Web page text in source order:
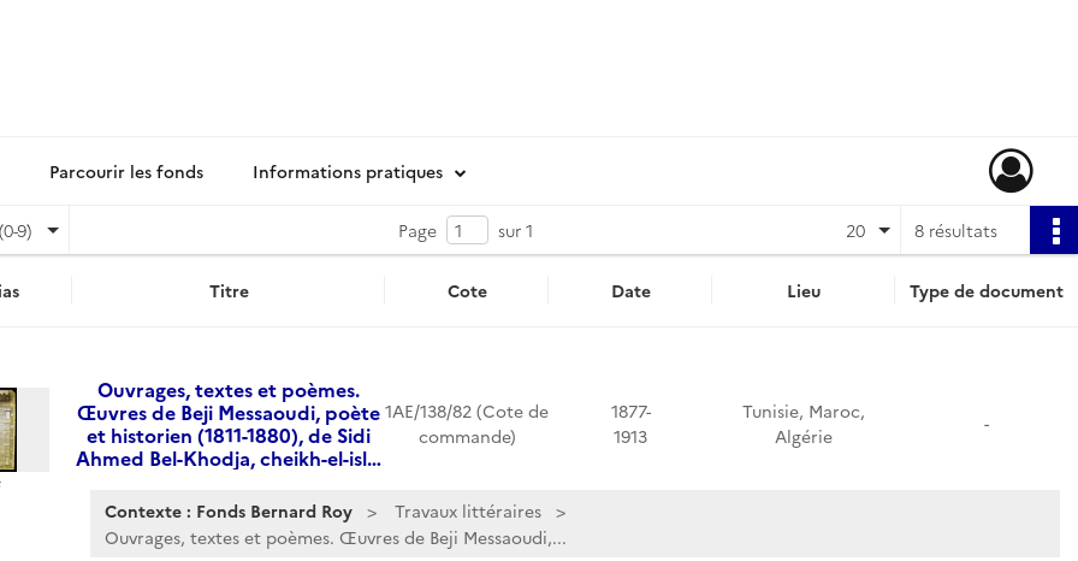
Parcourir les fonds Informations pratiques
9) Page sur 1 8 résultats
20
Titre Cote Date Lieu Type de document
Ouvrages, textes et poèmes.
Œuvres de Beji Messaoudi, poète
et historien (1811-1880), de Sidi
Ahmed Bel-Khodja, cheikh-el-isl…
1AE/138/82 (Cote de
commande)
1877-
1913
Tunisie, Maroc,
Algérie
-
Contexte : Fonds Bernard Roy
Travaux littéraires
Ouvrages, textes et poèmes. Œuvres de Beji Messaoudi,...